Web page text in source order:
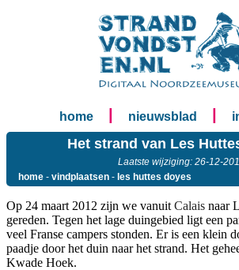
home nieuwsblad
Het strand van Les
Laatste wijziging: 26-12-
home - vindplaatsen - les huttes doyes
Op 24 maart 2012 zijn we vanuit Calais naar
gereden. Tegen het lage duingebied ligt een
veel Franse campers stonden. Er is een klein
paadje door het duin naar het strand. Het
Kwade Hoek.